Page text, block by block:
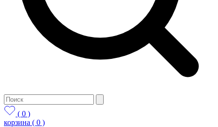
( 0 )
корзина ( 0 )